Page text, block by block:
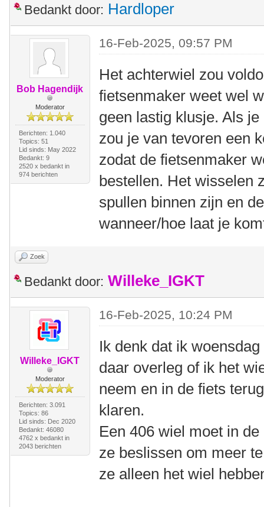
Bedankt door: Hardloper
Bob Hagendijk
Moderator
Berichten: 1.040
Topics: 51
Lid sinds: May 2022
Bedankt: 9
2520 x bedankt in
974 berichten
16-Feb-2025, 09:57 PM
Het achterwiel zou
fietsenmaker weet wel
geen lastig klusje. Als
zou je van tevoren een
zodat de fietsenmaker
bestellen. Het wisselen
spullen binnen zijn en
wanneer/hoe laat je
Zoek
Bedankt door: Willeke_IGKT
Willeke_IGKT
Moderator
Berichten: 3.091
Topics: 86
Lid sinds: Dec 2020
Bedankt: 46080
4762 x bedankt in
2043 berichten
16-Feb-2025, 10:24 PM
Ik denk dat ik
daar overleg of ik het
neem en in de fiets
klaren.
Een 406 wiel moet in
ze beslissen om meer
ze alleen het wiel